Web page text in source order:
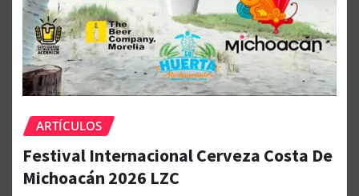
ARTÍCULOS
Festival Internacional Cerveza Costa De
Michoacán 2026 LZC